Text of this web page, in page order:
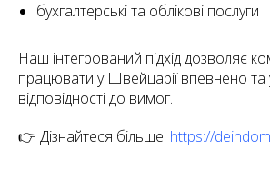
бухгалтерські та облікові послуги
Наш інтегрований підхід дозволяє
працювати у Швейцарії впевнено та
відповідності до вимог.
👉 Дізнайтеся більше: https://